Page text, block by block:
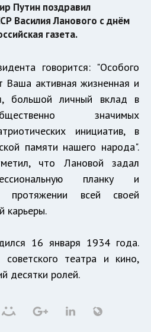
Путин поздравил
Василия Ланового с днём
газета.
говорится: "Особого
Ваша активная жизненная и
большой личный вклад в
значимых
инициатив, в
памяти нашего народа".
что Лановой задал
планку и
всей своей
карьеры.
16 января 1934 года.
советского театра и кино,
десятки ролей.